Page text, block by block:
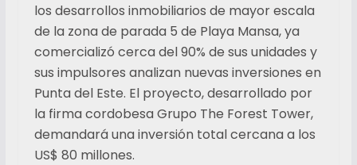
los desarrollos inmobiliarios de mayor escala
de la zona de parada 5 de Playa Mansa, ya
comercializó cerca del 90% de sus unidades y
sus impulsores analizan nuevas inversiones en
Punta del Este. El proyecto, desarrollado por
la firma cordobesa Grupo The Forest Tower,
demandará una inversión total cercana a los
US$ 80 millones.